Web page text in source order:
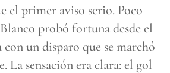
el primer aviso serio. Poco
probó fortuna desde el
con un disparo que se marchó
La sensación era clara: el gol